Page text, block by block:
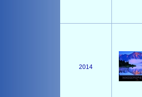
2014